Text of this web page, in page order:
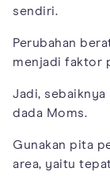
sendiri.
Perubahan
menjadi faktor
Jadi,
dada Moms.
Gunakan pita
area, yaitu